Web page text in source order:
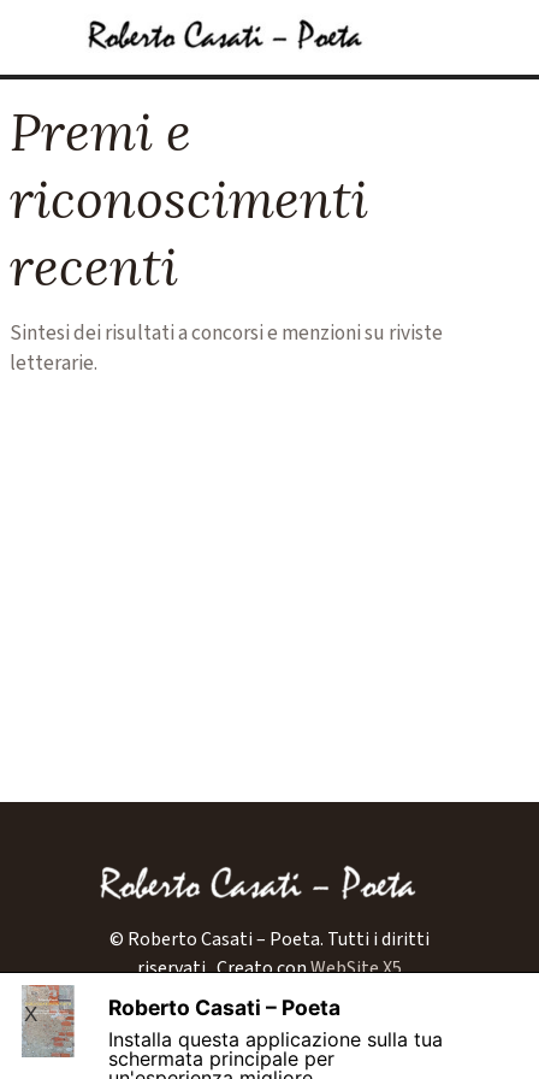
Salta menù
Premi e
riconoscimenti
recenti
Sintesi dei risultati a concorsi e menzioni su riviste
letterarie.
© Roberto Casati – Poeta. Tutti i diritti
riservati..Creato conWebSite X5
Home
Biografia
Libri
Roberto Casati – Poeta
Installa questa applicazione sulla tua
schermata principale per
X